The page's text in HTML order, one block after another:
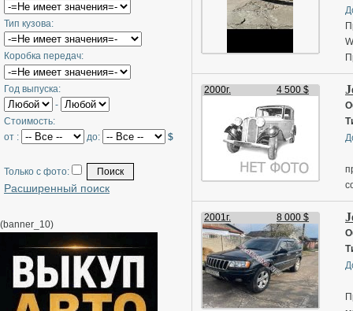
Тип кузова:
Коробка передач:
Год выпуска:
-
Стоимость:
от :
до: $
Только с фото:
Расширенный поиск
(banner_10)
2000г. 4 500 $
2001г. 8 000 $